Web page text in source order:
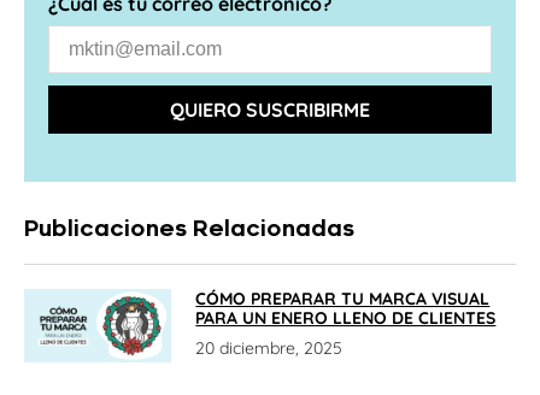
QUIERO SUSCRIBIRME
Publicaciones Relacionadas
CÓMO PREPARAR TU MARCA VISUAL
PARA UN ENERO LLENO DE CLIENTES
20 diciembre, 2025